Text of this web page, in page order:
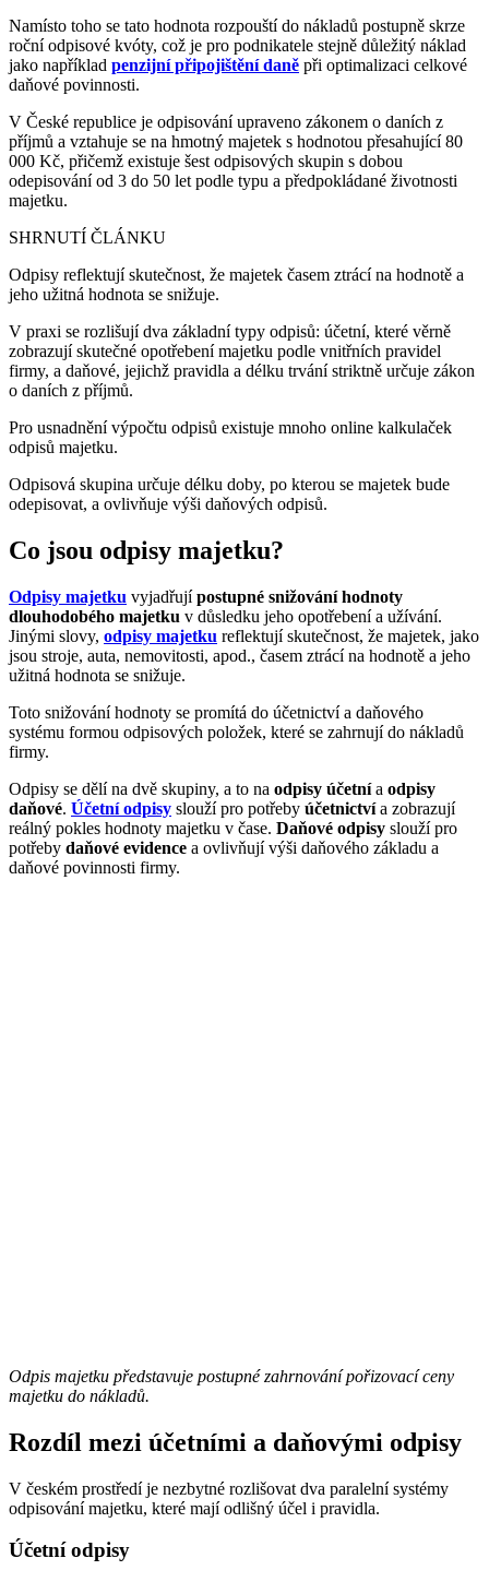
Namísto toho se tato hodnota rozpouští do nákladů postupně skrze
roční odpisové kvóty, což je pro podnikatele stejně důležitý náklad
jako například penzijní připojištění daně při optimalizaci celkové
daňové povinnosti.
V České republice je odpisování upraveno zákonem o daních z
příjmů a vztahuje se na hmotný majetek s hodnotou přesahující 80
000 Kč, přičemž existuje šest odpisových skupin s dobou
odepisování od 3 do 50 let podle typu a předpokládané životnosti
majetku.
SHRNUTÍ ČLÁNKU
Odpisy reflektují skutečnost, že majetek časem ztrácí na hodnotě a
jeho užitná hodnota se snižuje.
V praxi se rozlišují dva základní typy odpisů: účetní, které věrně
zobrazují skutečné opotřebení majetku podle vnitřních pravidel
firmy, a daňové, jejichž pravidla a délku trvání striktně určuje zákon
o daních z příjmů.
Pro usnadnění výpočtu odpisů existuje mnoho online kalkulaček
odpisů majetku.
Odpisová skupina určuje délku doby, po kterou se majetek bude
odepisovat, a ovlivňuje výši daňových odpisů.
Co jsou odpisy majetku?
Odpisy majetku vyjadřujípostupné snižování hodnoty
dlouhodobého majetku v důsledku jeho opotřebení a užívání.
Jinými slovy, odpisy majetku reflektují skutečnost, že majetek, jako
jsou stroje, auta, nemovitosti, apod., časem ztrácí na hodnotě a jeho
užitná hodnota se snižuje.
Toto snižování hodnoty se promítá do účetnictví a daňového
systému formou odpisových položek, které se zahrnují do nákladů
firmy.
Odpisy se dělí na dvě skupiny, a to na odpisy účetnía odpisy
daňové. Účetní odpisy slouží pro potřeby účetnictvía zobrazují
reálný pokles hodnoty majetku v čase. Daňové odpisy slouží pro
potřeby daňové evidence a ovlivňují výši daňového základu a
daňové povinnosti firmy.
Odpis majetku představuje postupné zahrnování pořizovací ceny
majetku do nákladů.
Rozdíl mezi účetními a daňovými odpisy
V českém prostředí je nezbytné rozlišovat dva paralelní systémy
odpisování majetku, které mají odlišný účel i pravidla.
Účetní odpisy